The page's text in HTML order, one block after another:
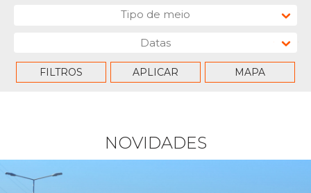
Tipo de meio
Datas
FILTROS APLICAR MAPA
NOVIDADES